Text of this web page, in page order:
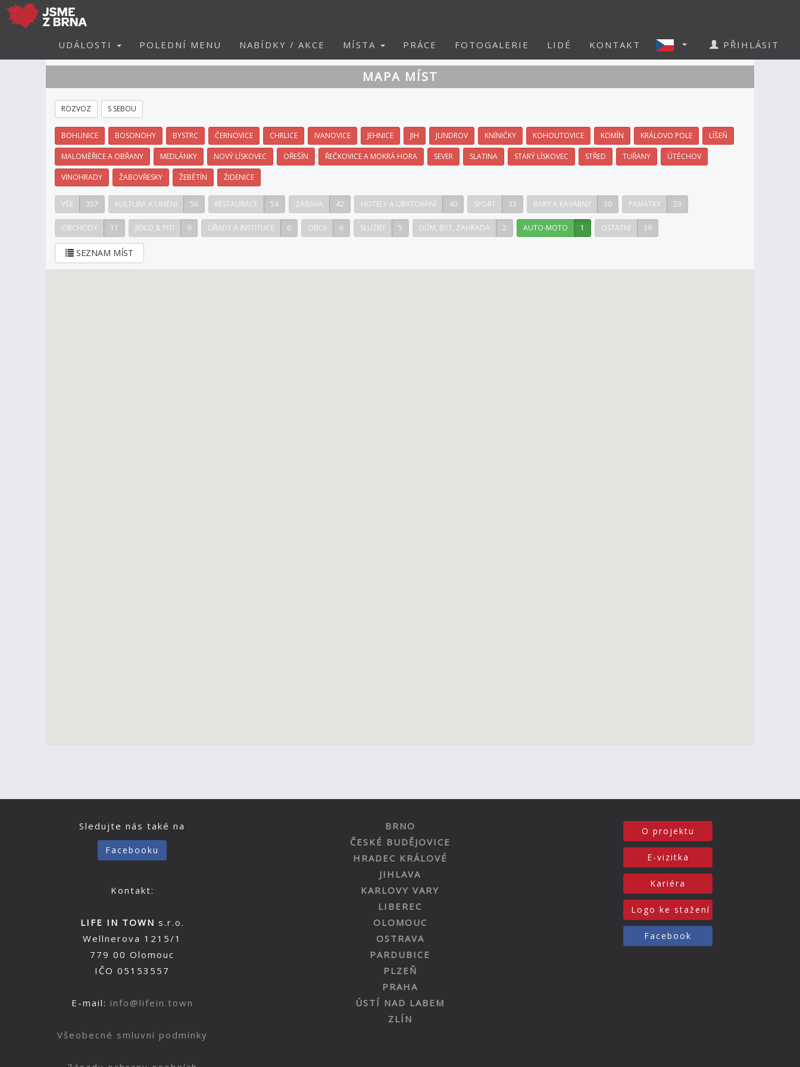
UDÁLOSTI POLEDNÍ MENU NABÍDKY / AKCE MÍSTA PRÁCE FOTOGALERIE LIDÉ KONTAKT PŘIHLÁSIT
MAPA MÍST
ROZVOZ S SEBOU
BOHUNICE BOSONOHY BYSTRC ČERNOVICE CHRLICE IVANOVICE JEHNICE JIH JUNDROV KNÍNIČKY KOHOUTOVICE KOMÍN KRÁLOVO POLE LÍŠEŇ
MALOMĚŘICE A OBŘANY MEDLÁNKY NOVÝ LÍSKOVEC OŘEŠÍN ŘEČKOVICE A MOKRÁ HORA SEVER SLATINA STARÝ LÍSKOVEC STŘED TUŘANY ÚTĚCHOV
VINOHRADY ŽABOVŘESKY ŽEBĚTÍN ŽIDENICE
VŠE 357 KULTURA A UMĚNÍ 56 RESTAURACE 54 ZÁBAVA 42 HOTELY A UBYTOVÁNÍ 40 SPORT 33 BARY A KAVÁRNY 30 PAMÁTKY 23
OBCHODY 11 JÍDLO & PITÍ 9 ÚŘADY A INSTITUCE 6 OBCE 6 SLUŽBY 5 DŮM, BYT, ZAHRADA 2 AUTO-MOTO 1 OSTATNÍ 39
SEZNAM MÍST
Sledujte nás také na
Facebooku
Kontakt:
LIFE IN TOWN s.r.o.
Wellnerova 1215/1
779 00 Olomouc
IČO 05153557
E-mail: info@lifein.town
Všeobecné smluvní podmínky
BRNO
ČESKÉ BUDĚJOVICE
HRADEC KRÁLOVÉ
JIHLAVA
KARLOVY VARY
LIBEREC
OLOMOUC
OSTRAVA
PARDUBICE
PLZEŇ
PRAHA
ÚSTÍ NAD LABEM
ZLÍN
O projektu
E-vizitka
Kariéra
Logo ke stažení
Facebook